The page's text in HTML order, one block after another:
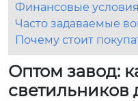
Финансовые
Часто задаваемые
Почему стоит
Оптом завод:
светильников